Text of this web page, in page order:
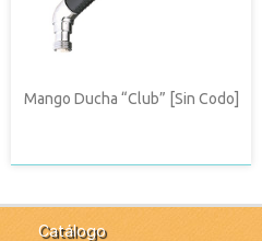
Mango Ducha “Club” [Sin Codo]
Catálogo